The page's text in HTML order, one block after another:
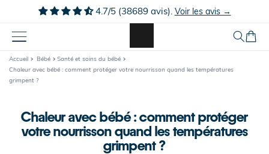
passer au
4.7/5 (38689 avis). Voir les avis →
Panier
Accueil Bébé
Santé et soins du bébé
Chaleur avec bébé : comment protéger votre nourrisson quand les températures
grimpent ?
Chaleur avec bébé : comment protéger
votre nourrisson quand les températures
grimpent ?